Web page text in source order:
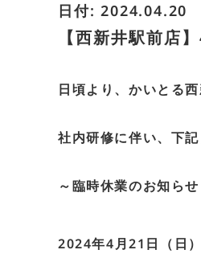
日付: 2024.04.20
【西新井駅前店
日頃より、かいとる
社内研修に伴い、下
～臨時休業のお知らせ
2024年4月21日（日